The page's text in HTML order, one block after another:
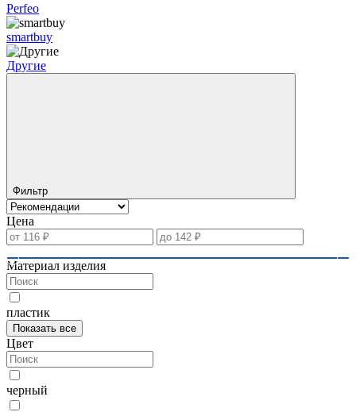
Perfeo
smartbuy
Другие
Фильтр
Цена
Материал изделия
пластик
Показать все
Цвет
черный